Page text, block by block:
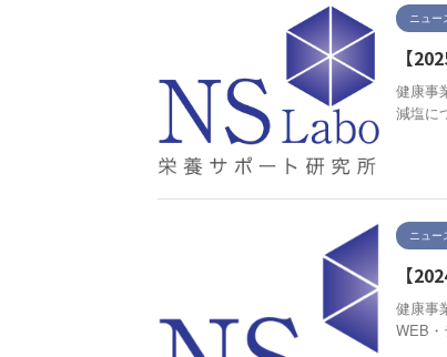
ニュー
【
健康事
減塩に
ニュー
【
健康事
WEB